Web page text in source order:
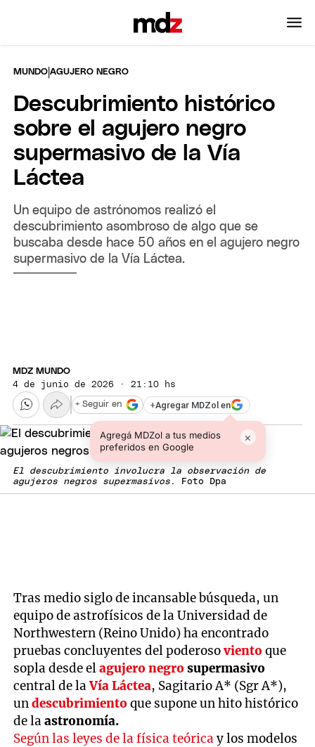
MUNDO |AGUJERO NEGRO
Descubrimiento histórico
sobre el agujero negro
supermasivo de la Vía
Láctea
Un equipo de astrónomos realizó el
descubrimiento asombroso de algo que se
buscaba desde hace 50 años en el agujero negro
supermasivo de la Vía Láctea.
MDZ MUNDO
4 de junio de 2026 · 21:10 hs
+Agregar MDZol en
Agregá MDZol a tus medios
preferidos en Google
×
+ Seguir en
El descubrimiento involucra la observación de
agujeros negros supermasivos . Foto Dpa
Tras medio siglo de incansable búsqueda, un
equipo de astrofísicos de la Universidad de
Northwestern (Reino Unido) ha encontrado
pruebas concluyentes del poderosovientoque
sopla desde elagujero negrosupermasivo
central de laVía Láctea, Sagitario A* (Sgr A*),
undescubrimientoque supone un hito histórico
de laastronomía.
Según las leyes de la física teórica y los modelos